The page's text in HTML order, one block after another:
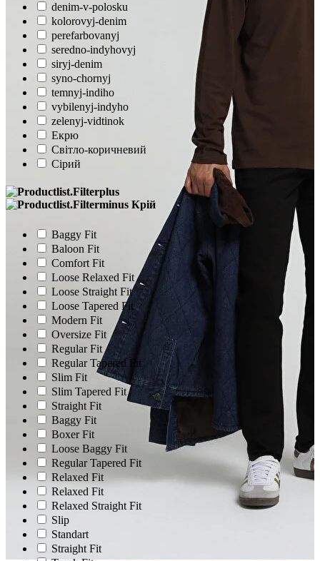
denim-v-polosku
kolorovyj-denim
perefarbovanyj
seredno-indyhovyj
siryj-denim
syno-chornyj
temnyj-indiho
vybilenyj-indyho
zelenyj-vidtinok
Екрю
Світло-коричневий
Сірий
Крій
Baggy Fit
Baloon Fit
Comfort Fit
Loose Relaxed Fit
Loose Straight Fit
Loose Tapered Fit
Modern Fit
Oversize Fit
Regular Fit
Regular Tapered Fıt
Slim Fit
Slim Tapered Fit
Straight Fit
Baggy Fit
Boxer Fit
Loose Baggy Fit
Regular Tapered Fit
Relaxed Fit
Relaxed Fit
Relaxed Straight Fit
Slip
Standart
Straight Fit